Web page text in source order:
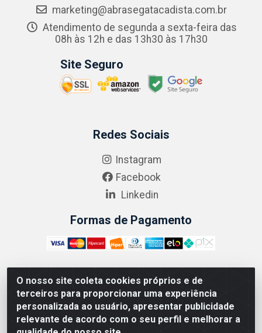
O nosso site coleta cookies próprios e de
terceiros para proporcionar uma experiência
personalizada ao usuário, apresentar publicidade
relevante de acordo com o seu perfil e melhorar a
marketing@abrasegatacadista.com.br
Atendimento de segunda a sexta-feira das
08h às 12h e das 13h30 às 17h30
Site Seguro
Redes Sociais
Instagram
Facebook
Linkedin
Formas de Pagamento
ABRASEG COMÉRCIO ATACADISTA LTDA - CNPJ:
10.894.768/0001-00 - Avenida Lobo Júnior, 1045 -
Penha Circular - Rio de Janeiro - RJ - CEP 21020-124